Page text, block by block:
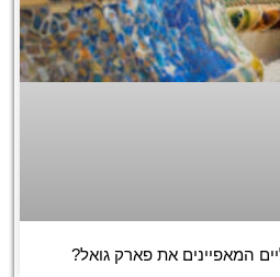
המאפיינים את פארק גואל?